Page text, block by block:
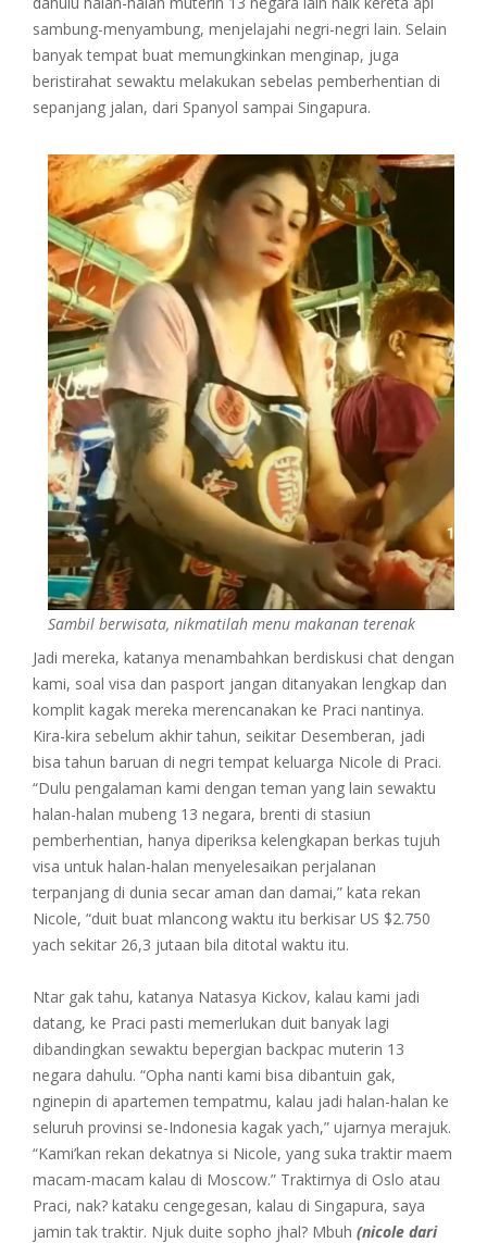
sambung-menyambung, menjelajahi negri-negri lain. Selain
banyak tempat buat memungkinkan menginap, juga
beristirahat sewaktu melakukan sebelas pemberhentian di
sepanjang jalan, dari Spanyol sampai Singapura.
Sambil berwisata, nikmatilah menu makanan terenak
Jadi mereka, katanya menambahkan berdiskusi chat dengan
kami, soal visa dan pasport jangan ditanyakan lengkap dan
komplit kagak mereka merencanakan ke Praci nantinya.
Kira-kira sebelum akhir tahun, seikitar Desemberan, jadi
bisa tahun baruan di negri tempat keluarga Nicole di Praci.
“Dulu pengalaman kami dengan teman yang lain sewaktu
halan-halan mubeng 13 negara, brenti di stasiun
pemberhentian, hanya diperiksa kelengkapan berkas tujuh
visa untuk halan-halan menyelesaikan perjalanan
terpanjang di dunia secar aman dan damai,” kata rekan
Nicole, “duit buat mlancong waktu itu berkisar US $2.750
yach sekitar 26,3 jutaan bila ditotal waktu itu.
Ntar gak tahu, katanya Natasya Kickov, kalau kami jadi
datang, ke Praci pasti memerlukan duit banyak lagi
dibandingkan sewaktu bepergian backpac muterin 13
negara dahulu. “Opha nanti kami bisa dibantuin gak,
nginepin di apartemen tempatmu, kalau jadi halan-halan ke
seluruh provinsi se-Indonesia kagak yach,” ujarnya merajuk.
“Kami’kan rekan dekatnya si Nicole, yang suka traktir maem
macam-macam kalau di Moscow.” Traktirnya di Oslo atau
Praci, nak? kataku cengegesan, kalau di Singapura, saya
jamin tak traktir. Njuk duite sopho jhal? Mbuh (nicole dari